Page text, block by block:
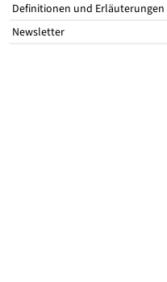
Definitionen und Erläuterungen
Newsletter